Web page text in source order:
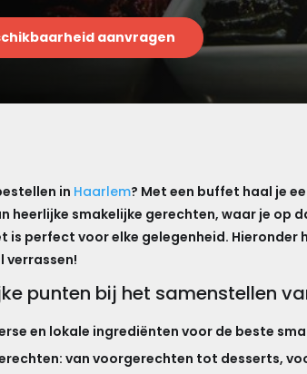
aanvragen
in Haarlem? Met een buffet haal je
heerlijke smakelijke gerechten, waar je op
is perfect voor elke gelegenheid.
verrassen!
punten bij het samenstellen
en lokale ingrediënten voor de beste
van voorgerechten tot desserts,